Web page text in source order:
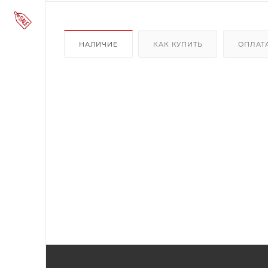
НАЛИЧИЕ КАК КУПИТЬ